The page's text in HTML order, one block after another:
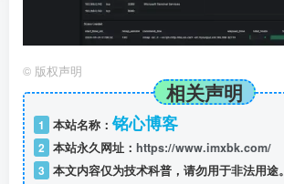
© 版权声明
相关声明
1 本站名称：铭心博客
2 本站永久网址： https://www.imxbk.com/
3 本文内容仅为技术科普，请勿用于非法用途。